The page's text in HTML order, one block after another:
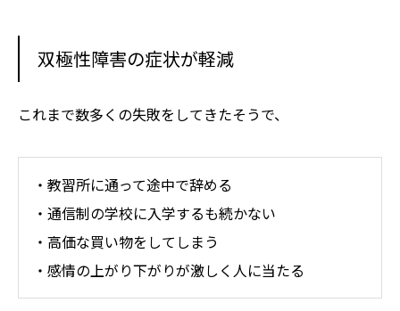
双極性障害の症状が軽減
これまで数多くの失敗をしてきたそうで、
・教習所に通って途中で辞める
・通信制の学校に入学するも続かない
・高価な買い物をしてしまう
・感情の上がり下がりが激しく人に当たる